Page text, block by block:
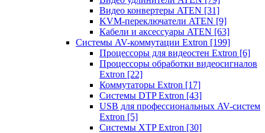
Видео конвертеры ATEN [31]
KVM-переключатели ATEN [9]
Кабели и аксессуары ATEN [63]
Системы AV-коммутации Extron [199]
Процессоры для видеостен Extron [6]
Процессоры обработки видеосигналов
Extron [22]
Коммутаторы Extron [17]
Системы DTP Extron [43]
USB для профессиональных AV-систем
Extron [5]
Системы XTP Extron [30]